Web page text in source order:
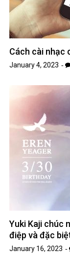
Cách cài nhạc
January 4, 2023
Yuki Kaji chúc
điệp và đặc
January 16, 2023